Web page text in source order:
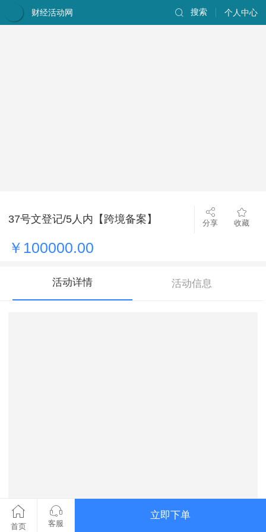
财经活动网 个人中心
搜索
37号文登记/5人内【跨境备案】 分享 收藏
￥100000.00
活动详情 活动信息
首页 客服
立即下单